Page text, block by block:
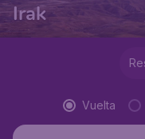
Irak
Vuelta